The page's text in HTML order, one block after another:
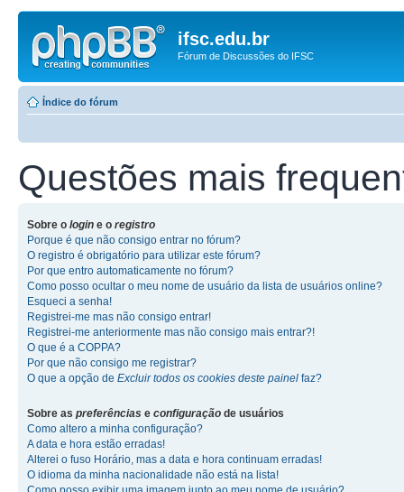
ifsc.edu.br
Fórum de Discussões do IFSC
Índice do fórum
Questões mais
Sobre o login e o registro
Porque é que não consigo entrar no fórum?
O registro é obrigatório para utilizar este fórum?
Por que entro automaticamente no fórum?
Como posso ocultar o meu nome de usuário da lista de usuários online?
Esqueci a senha!
Registrei-me mas não consigo entrar!
Registrei-me anteriormente mas não consigo mais entrar?!
O que é a COPPA?
Por que não consigo me registrar?
O que a opção de Excluir todos os cookies deste painel faz?
Sobre as preferências e configuração de usuários
Como altero a minha configuração?
A data e hora estão erradas!
Alterei o fuso Horário, mas a data e hora continuam erradas!
O idioma da minha nacionalidade não está na lista!